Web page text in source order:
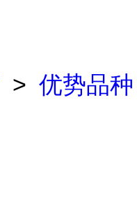
> 优势品种